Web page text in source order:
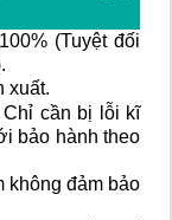
(Tuyệt đối
xuất.
cần bị lỗi kĩ
bảo hành theo
không đảm bảo